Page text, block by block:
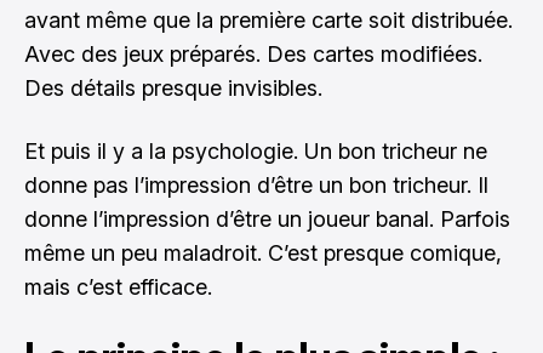
avant même que la première carte soit distribuée.
Avec des jeux préparés. Des cartes modifiées.
Des détails presque invisibles.
Et puis il y a la psychologie. Un bon tricheur ne
donne pas l’impression d’être un bon tricheur. Il
donne l’impression d’être un joueur banal. Parfois
même un peu maladroit. C’est presque comique,
mais c’est efficace.